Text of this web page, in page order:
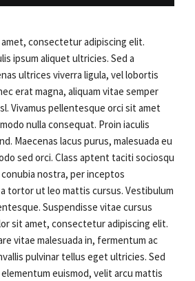
consectetur adipiscing elit.
ipsum aliquet ultricies. Sed a
ultrices viverra ligula, vel lobortis
erat magna, aliquam vitae semper
Vivamus pellentesque orci sit amet
nulla consequat. Proin iaculis
Maecenas lacus purus, malesuada eu
sed orci. Class aptent taciti sociosqu
nostra, per inceptos
tortor ut leo mattis cursus. Vestibulum
Suspendisse vitae cursus
sit amet, consectetur adipiscing elit.
vitae malesuada in, fermentum ac
pulvinar tellus eget ultricies. Sed
euismod, velit arcu mattis